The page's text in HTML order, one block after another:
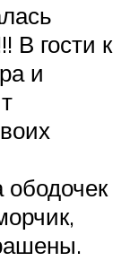
В гости к
и
ободочек